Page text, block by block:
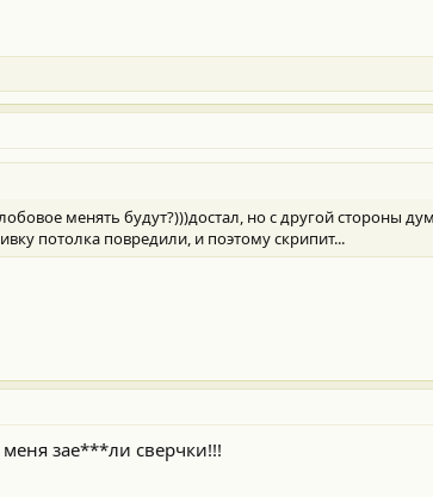
менять будут?)))достал, но с другой стороны
потолка повредили, и поэтому скрипит...
зае***ли сверчки!!!